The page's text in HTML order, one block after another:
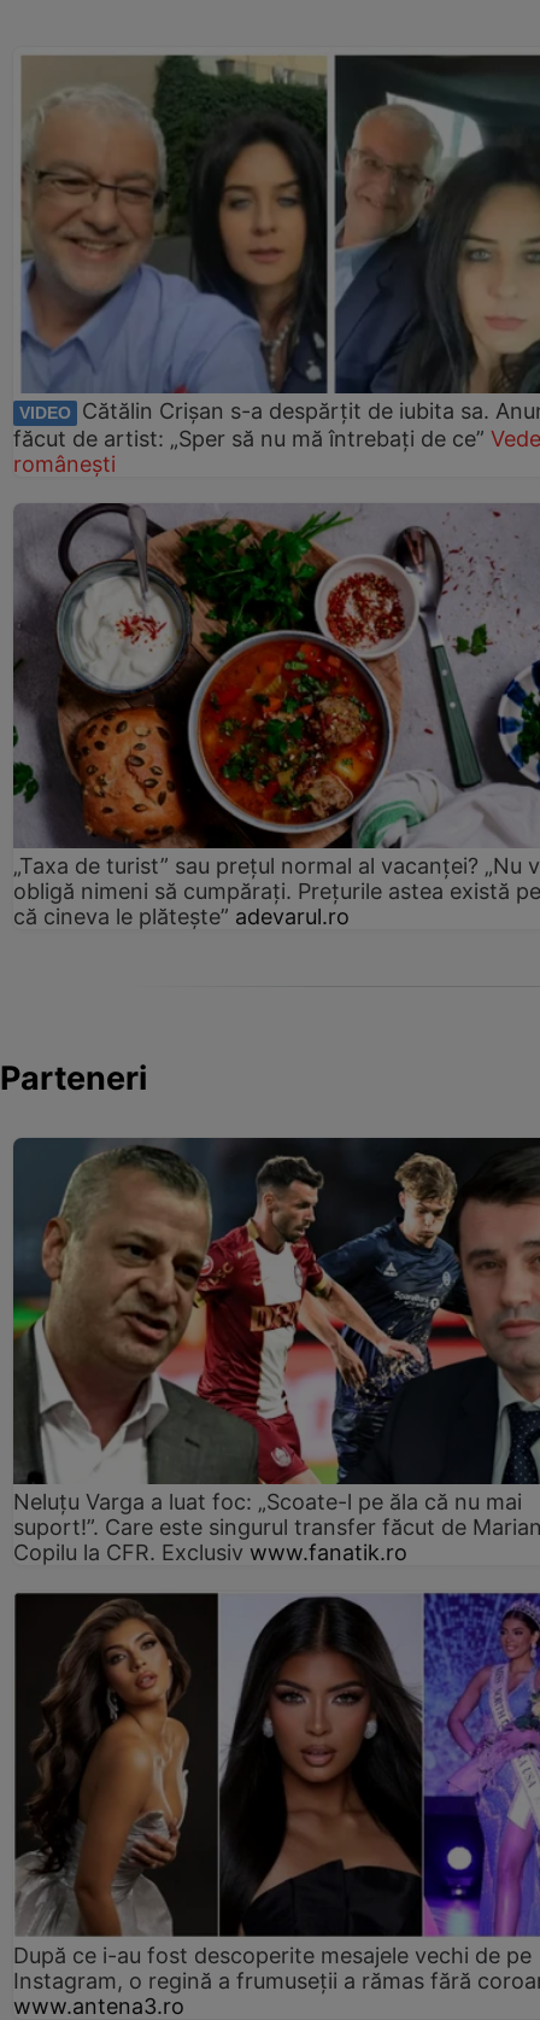
VIDEO
Cătălin Crișan s-a despărțit de iubita sa.
făcut de artist: „Sper să nu mă întrebați de ce”
românești
„Taxa de turist” sau prețul normal al vacanței? „Nu
obligă nimeni să cumpărați. Prețurile astea există
că cineva le plătește” adevarul.ro
Parteneri
Neluțu Varga a luat foc: „Scoate-l pe ăla că nu mai
suport!”. Care este singurul transfer făcut de
Copilu la CFR. Exclusiv www.fanatik.ro
După ce i-au fost descoperite mesajele vechi de pe
Instagram, o regină a frumuseții a rămas fără
www.antena3.ro